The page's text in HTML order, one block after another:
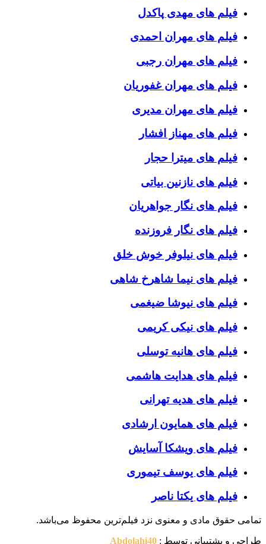
فیلم های مهدی پاکدل
فیلم های مهران احمدی
فیلم های مهران رجبی
فیلم های مهران غفوریان
فیلم های مهران مدیری
فیلم های مهناز افشار
فیلم های میترا حجار
فیلم های نازنین بیاتی
فیلم های نگار جواهریان
فیلم های نگار فروزنده
فیلم های نیلوفر خوش خلق
فیلم های نیما شاهرخ شاهی
فیلم های نیوشا ضیغمی
فیلم های نیکی کریمی
فیلم های هانیه توسلی
فیلم های هدایت هاشمی
فیلم های هدیه تهرانی
فیلم های همایون ارشادی
فیلم های ویشکا آسایش
فیلم های یوسف تیموری
فیلم های یکتا ناصر
تمامی حقوق مادی و معنوی نزد فیلم‌ترین محفوظ می‌باشد.
طراحی و پشتیبانی توسط : Abdolahi40